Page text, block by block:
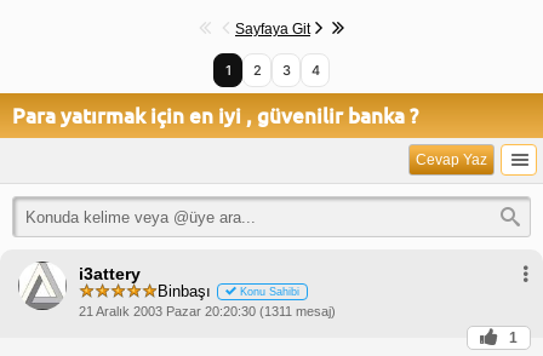
Sayfaya Git
1 2 3 4
Para yatırmak için en iyi , güvenilir banka ?
Cevap Yaz
i3attery
Binbaşı Konu Sahibi
21 Aralık 2003 Pazar 20:20:30 (1311 mesaj)
1